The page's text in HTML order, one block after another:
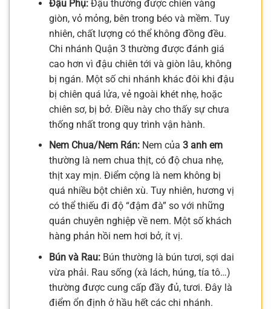
Đậu Phụ:Đậu thường được chiên vàng
giòn, vỏ mỏng, bên trong béo và mềm. Tuy
nhiên, chất lượng có thể không đồng đều.
Chi nhánh Quận 3 thường được đánh giá
cao hơn vì đậu chiên tới và giòn lâu, không
bị ngán. Một số chi nhánh khác đôi khi đậu
bị chiên quá lửa, vẻ ngoài khét nhẹ, hoặc
chiên sơ, bị bở. Điều này cho thấy sự chưa
thống nhất trong quy trình vận hành.
Nem Chua/Nem Rán:Nem của 3 anh em
thường là nem chua thịt, có độ chua nhẹ,
thịt xay mịn. Điểm cộng là nem không bị
quá nhiều bột chiên xù. Tuy nhiên, hương vị
có thể thiếu đi độ “đậm đà” so với những
quán chuyên nghiệp về nem. Một số khách
hàng phản hồi nem hơi bở, ít vị.
Bún và Rau:Bún thường là bún tươi, sợi dai
vừa phải. Rau sống (xà lách, húng, tía tô…)
thường được cung cấp đầy đủ, tươi. Đây là
điểm ổn định ở hầu hết các chi nhánh.